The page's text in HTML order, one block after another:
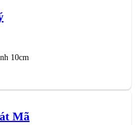
10cm
Mã